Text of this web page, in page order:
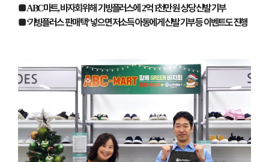
■ABC마트,바자회 위해 기빙플러스에 2억1천만 원 상당 신발 기부
■‘기빙플러스 판매 택’넣으면 저소득 아동에게 신발 기부 등 이벤트도 진행